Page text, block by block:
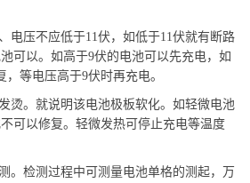
电压不应低于11伏，如低于11伏就有断路
可以。如高于9伏的电池可以先充电，如
等电压高于9伏时再充电。
烫。就说明该电池极板软化。如轻微电池
可以修复。轻微发热可停止充电等温度
。检测过程中可测量电池单格的测起，万